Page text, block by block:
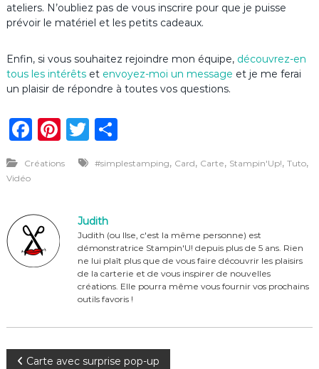
ateliers. N’oubliez pas de vous inscrire pour que je puisse
prévoir le matériel et les petits cadeaux.
Enfin, si vous souhaitez rejoindre mon équipe, découvrez-en
tous les intérêtset envoyez-moi un message et je me ferai
un plaisir de répondre à toutes vos questions.
F
c
b
o
o
Pi
te
st
T
it
r
P
ta
Créations #simplestamping, Card, Carte, Stampin'Up!, Tuto,
Vidéo
Judith
Judith (ou Ilse, c'est la même personne) est
démonstratrice Stampin'U! depuis plus de 5 ans. Rien
ne lui plaît plus que de vous faire découvrir les plaisirs
de la carterie et de vous inspirer de nouvelles
créations. Elle pourra même vous fournir vos prochains
outils favoris !
Carte avec surprise pop-up